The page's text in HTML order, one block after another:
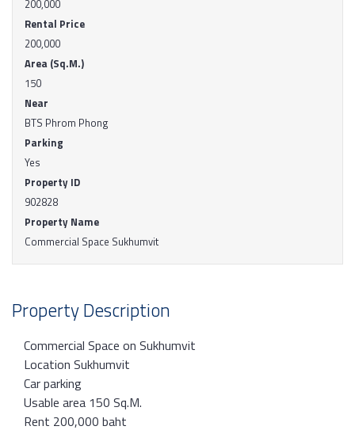
200,000
Rental Price
200,000
Area (Sq.M.)
150
Near
BTS Phrom Phong
Parking
Yes
Property ID
902828
Property Name
Commercial Space Sukhumvit
Property Description
Commercial Space on Sukhumvit
Location Sukhumvit
Car parking
Usable area 150 Sq.M.
Rent 200,000 baht